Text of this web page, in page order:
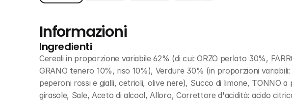
Informazioni
Ingredienti
Cereali in proporzione variabile 62% (di cui: ORZO perlato 30%,
GRANO tenero 10%, riso 10%), Verdure 30% (in proporzioni
peperoni rossi e gialli, cetrioli, olive nere), Succo di limone, TONNO a
girasole, Sale, Aceto di alcool, Alloro, Correttore d'acidità: acido